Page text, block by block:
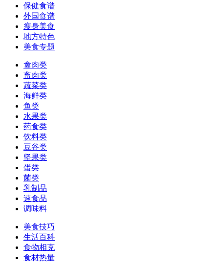
保健食谱
外国食谱
瘦身美食
地方特色
美食专题
禽肉类
畜肉类
蔬菜类
海鲜类
鱼类
水果类
药食类
饮料类
豆谷类
坚果类
蛋类
菌类
乳制品
速食品
调味料
美食技巧
生活百科
食物相克
食材热量